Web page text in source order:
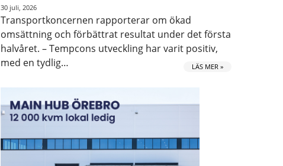
30 juli, 2026
Transportkoncernen rapporterar om ökad
omsättning och förbättrat resultat under det första
halvåret. – Tempcons utveckling har varit positiv,
med en tydlig…
LÄS MER »